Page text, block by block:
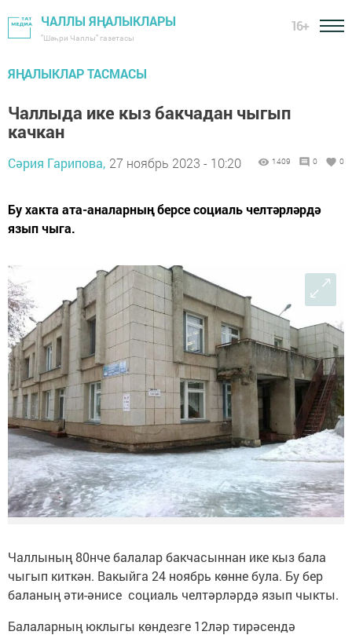
ЧАЛЛЫ ЯҢАЛЫКЛАРЫ
"Шәһри Чаллы" газетасы
16+
ЯҢАЛЫКЛАР ТАСМАСЫ
Чаллыда ике кыз бакчадан чыгып
качкан
Сәрия Гарипова, 27 ноябрь 2023 - 10:20 1409 0 0
Бу хакта ата-аналарның берсе социаль челтәрләрдә
язып чыга.
Чаллының 80нче балалар бакчасыннан ике кыз бала
чыгып киткән. Вакыйга 24 ноябрь көнне була. Бу бер
баланың әти-әнисе социаль челтәрләрдә язып чыкты.
Балаларның юклыгы көндезге 12ләр тирәсендә